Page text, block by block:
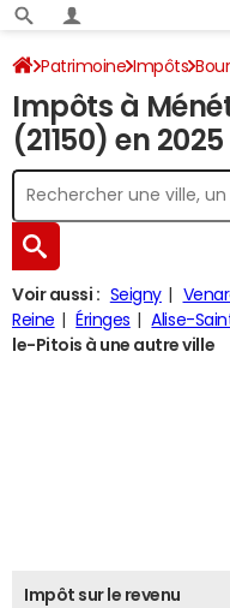
Patrimoine Impôts
Côte-d'Or Ménétreux-le-
Impôts à
(21150) en 2025
Voir aussi : Seigny
Reine
Éringes Alise-
le-Pitois à une autre ville
Impôt sur le revenu